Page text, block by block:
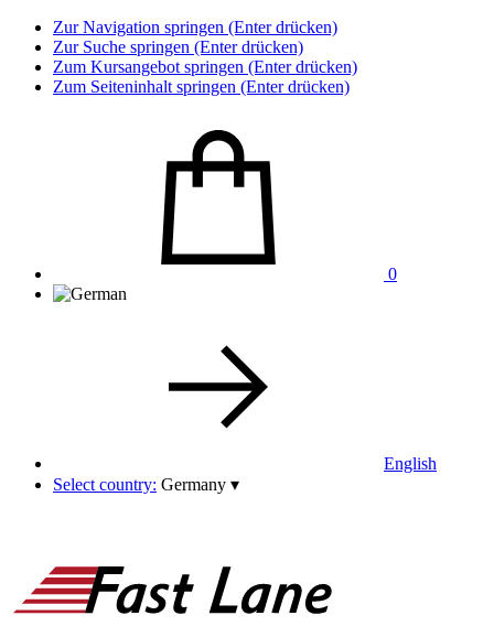
Zur Navigation springen (Enter drücken)
Zur Suche springen (Enter drücken)
Zum Kursangebot springen (Enter drücken)
Zum Seiteninhalt springen (Enter drücken)
0
English
Select country: Germany ▾